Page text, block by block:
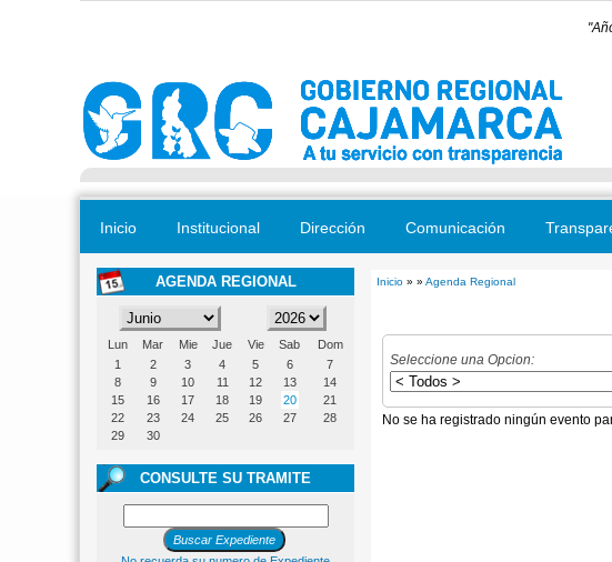
Inicio Institucional Dirección Comunicación
AGENDA REGIONAL
Lun Mar Mie Jue Vie Sab
Dom
1
2 3 4 5 6
7
8
9 10 11 12 13
14
15
16 17 18 19 20
21
22
23 24 25 26 27
28
29
30
CONSULTE SU TRAMITE
Inicio » » Agenda Regional
Seleccione una Opcion:
No se ha registrado ningún evento